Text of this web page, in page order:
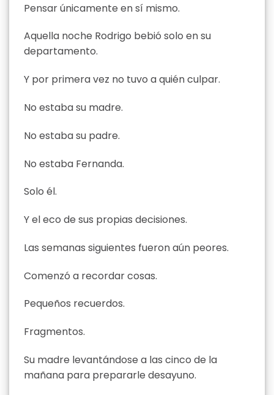
Pensar únicamente en sí mismo.
Aquella noche Rodrigo bebió solo en su
departamento.
Y por primera vez no tuvo a quién culpar.
No estaba su madre.
No estaba su padre.
No estaba Fernanda.
Solo él.
Y el eco de sus propias decisiones.
Las semanas siguientes fueron aún peores.
Comenzó a recordar cosas.
Pequeños recuerdos.
Fragmentos.
Su madre levantándose a las cinco de la
mañana para prepararle desayuno.